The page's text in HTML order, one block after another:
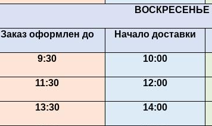
ВОСКРЕСЕНЬЕ
Заказ оформлен до Начало доставки
9:30 10:00
11:30 12:00
13:30 14:00